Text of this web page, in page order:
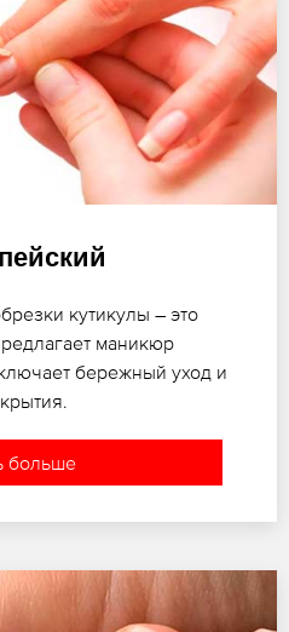
кутикулы – это
маникюр
бережный уход и
больше